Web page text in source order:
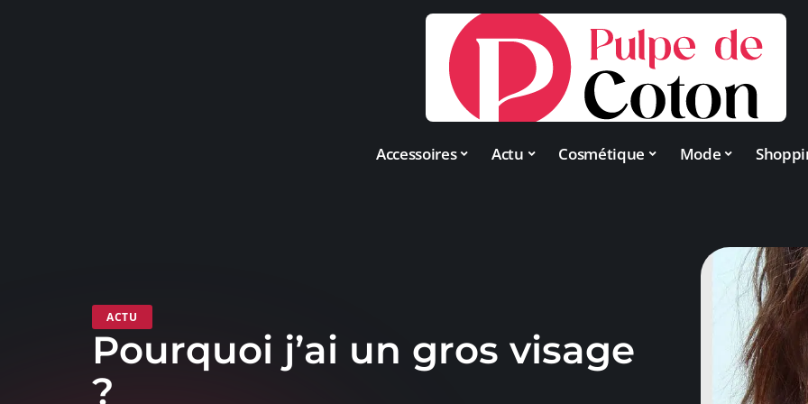
Accessoires Actu Cosmétique Mode
ACTU
Pourquoi j’ai un gros visage
?